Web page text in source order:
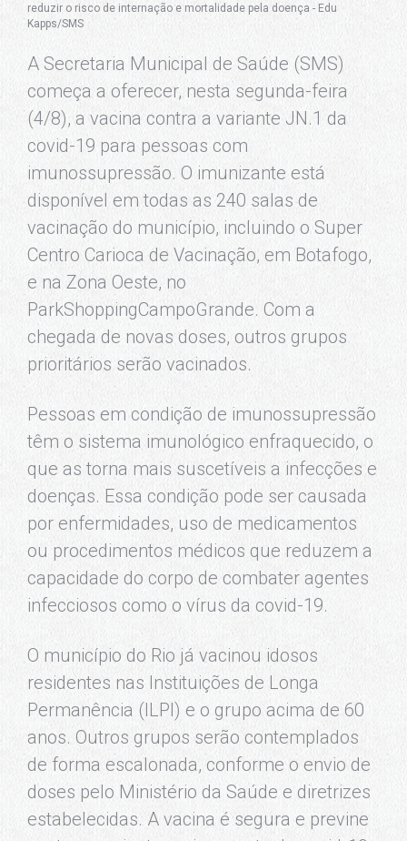
reduzir o risco de internação e mortalidade pela doença - Edu
Kapps/SMS
A Secretaria Municipal de Saúde (SMS)
começa a oferecer, nesta segunda-feira
(4/8), a vacina contra a variante JN.1 da
covid-19 para pessoas com
imunossupressão. O imunizante está
disponível em todas as 240 salas de
vacinação do município, incluindo o Super
Centro Carioca de Vacinação, em Botafogo,
e na Zona Oeste, no
ParkShoppingCampoGrande. Com a
chegada de novas doses, outros grupos
prioritários serão vacinados.
Pessoas em condição de imunossupressão
têm o sistema imunológico enfraquecido, o
que as torna mais suscetíveis a infecções e
doenças. Essa condição pode ser causada
por enfermidades, uso de medicamentos
ou procedimentos médicos que reduzem a
capacidade do corpo de combater agentes
infecciosos como o vírus da covid-19.
O município do Rio já vacinou idosos
residentes nas Instituições de Longa
Permanência (ILPI) e o grupo acima de 60
anos. Outros grupos serão contemplados
de forma escalonada, conforme o envio de
doses pelo Ministério da Saúde e diretrizes
estabelecidas. A vacina é segura e previne